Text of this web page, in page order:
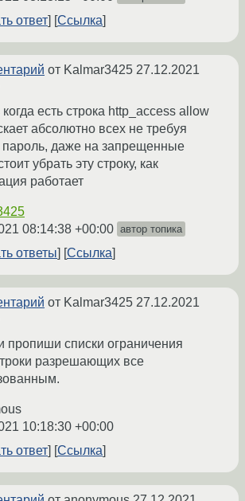
ответ Ссылка
от Kalmar3425 27.12.2021
когда есть строка http_access allow
абсолютно всех не требуя
пароль, даже на запрещенные
убрать эту строку, как
работает
08:14:38 +00:00 автор топика
ответы Ссылка
от Kalmar3425 27.12.2021
пропиши списки ограничения
разрешающих все
10:18:30 +00:00
ответ
Ссылка